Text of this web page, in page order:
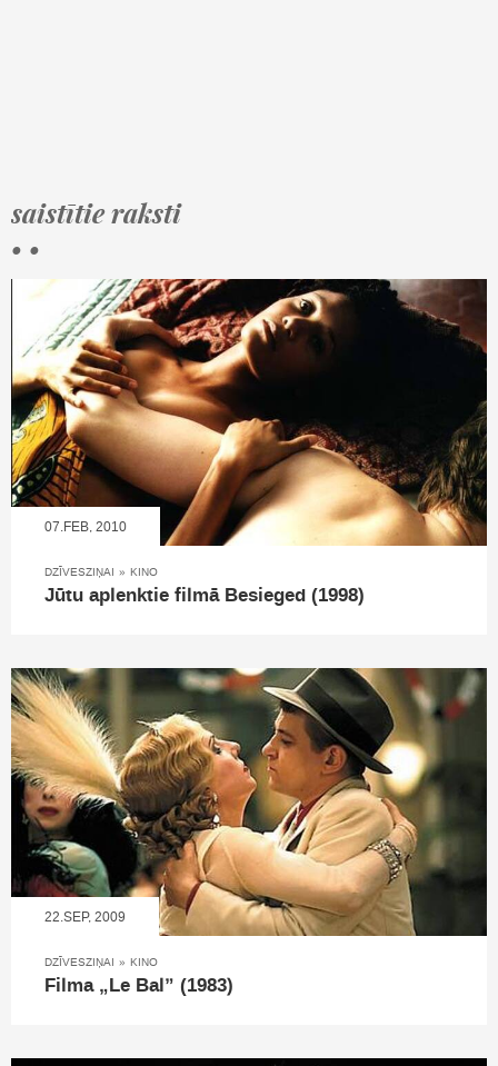
saistītie raksti
• •
07.FEB, 2010
DZĪVESZIŅAI » KINO
Jūtu aplenktie filmā Besieged (1998)
22.SEP, 2009
DZĪVESZIŅAI » KINO
Filma „Le Bal” (1983)